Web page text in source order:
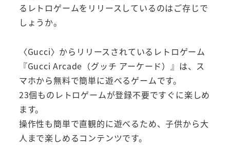
るレトロゲームをリリースしているのはご存じで
しょうか。
〈Gucci〉からリリースされているレトロゲーム
『Gucci Arcade（グッチ アーケード）』は、ス
マホから無料で簡単に遊べるゲームです。
23個ものレトロゲームが登録不要ですぐに楽しめ
ます。
操作性も簡単で直観的に遊べるため、子供から大
人まで楽しめるコンテンツです。